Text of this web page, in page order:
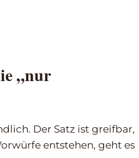
„nur
Der Satz ist greifbar,
entstehen, geht es